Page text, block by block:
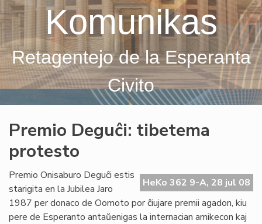
Komunikas
Retagentejo de la Esperanta
Civito
Premio Deguĉi: tibetema
protesto
HeKo 362 9-A, 28 jul 08
Premio Onisaburo Deguĉi estis
starigita en la Jubilea Jaro
1987 per donaco de Oomoto por ĉiujare premii agadon, kiu
pere de Esperanto antaŭenigas la internacian amikecon kaj